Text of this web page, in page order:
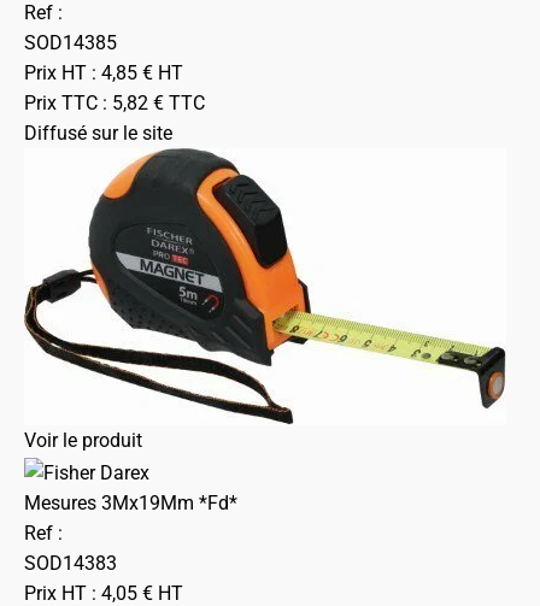
Ref :
SOD14385
Prix HT : 4,85 € HT
Prix TTC : 5,82 € TTC
Diffusé sur le site
Voir le produit
Mesures 3Mx19Mm *Fd*
Ref :
SOD14383
Prix HT : 4,05 € HT